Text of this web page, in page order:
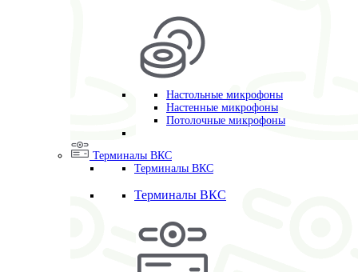
Настольные микрофоны
Настенные микрофоны
Потолочные микрофоны
Терминалы ВКС
Терминалы ВКС
Терминалы ВКС